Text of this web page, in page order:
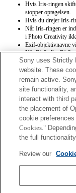
Hvis Iris-ringen
stopper optagelsen.
Hvis du drejer Iris-
Når Iris-ringen er
i Photo Creativity
Exif-objektivnavne
Når F1,2 eller F1,3
tilfælde, og den
Når F1,2 er valgt i
Exif-værdi F1,3, men
Når F1,7 er valgt i
faktiske blændeværdi
Når F1,8 er valgt i
faktiske blændeværdi
Når kameraets
at registrere en
kan registrere en
Når
indstille en
Imaging Edge
Sony uses Strictly
website. These
remain active.
site functionality,
interact with third
the placement of
cookie
Cookies."
the full
Review our